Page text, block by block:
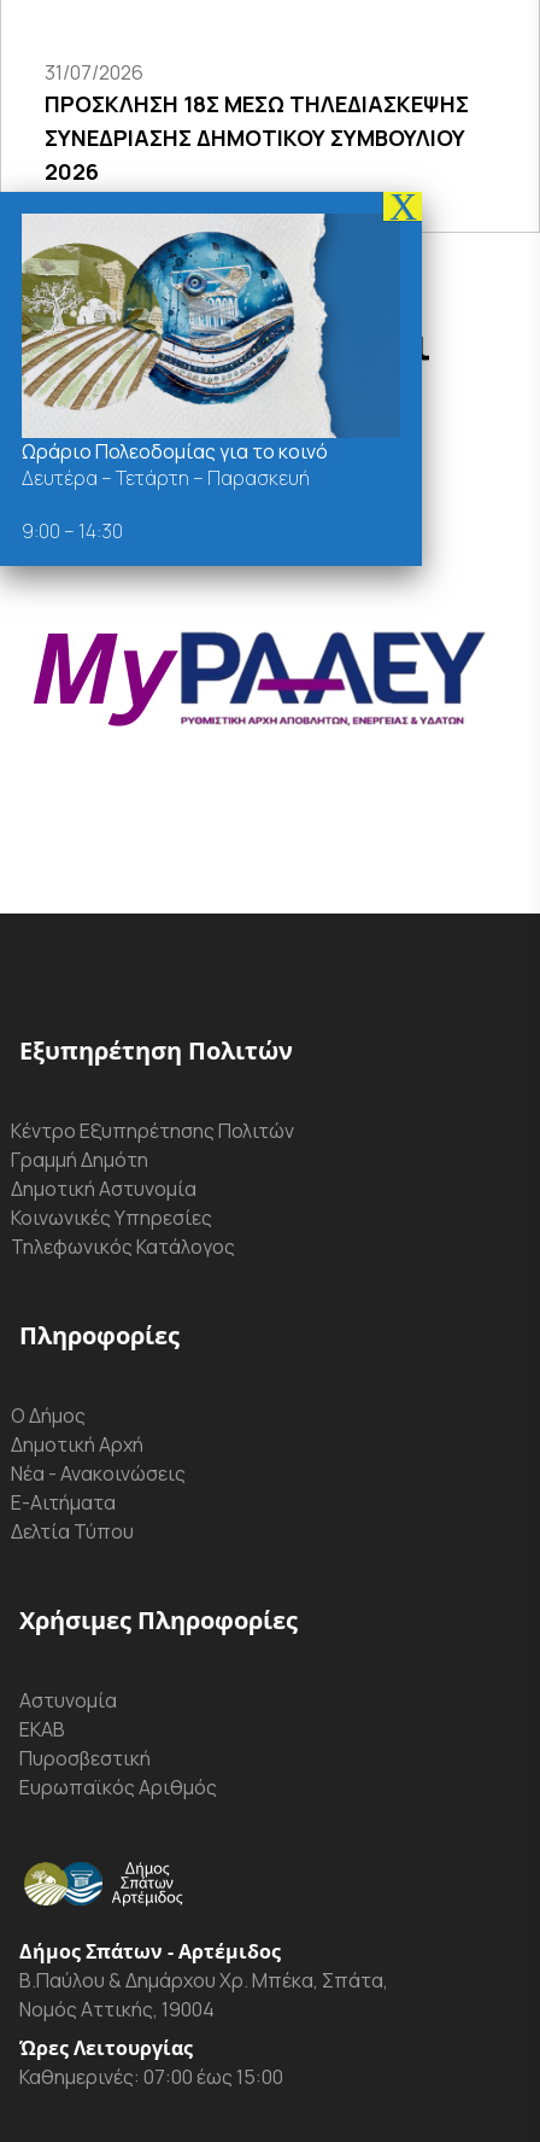
31/07/2026
ΠΡΟΣΚΛΗΣΗ 18Σ ΜΕΣΩ ΤΗΛΕΔΙΑΣΚΕΨΗΣ
ΣΥΝΕΔΡΙΑΣΗΣ ΔΗΜΟΤΙΚΟΥ ΣΥΜΒΟΥΛΙΟΥ
2026
Δράσεις - Χρήσιμοι
Σύνδεσμοι
Εξυπηρέτηση Πολιτών
Κέντρο Εξυπηρέτησης Πολιτών
Γραμμή Δημότη
Δημοτική Αστυνομία
Κοινωνικές Υπηρεσίες
Τηλεφωνικός Κατάλογος
Πληροφορίες
Ο Δήμος
Δημοτική Αρχή
Νέα - Ανακοινώσεις
Ε-Αιτήματα
Δελτία Τύπου
Χρήσιμες Πληροφορίες
Αστυνομία
ΕΚΑΒ
Πυροσβεστική
Ευρωπαϊκός Αριθμός
Δήμος Σπάτων - Αρτέμιδος
Β.Παύλου & Δημάρχου Χρ. Μπέκα, Σπάτα,
Νομός Αττικής, 19004
Ώρες Λειτουργίας
Καθημερινές: 07:00 έως 15:00
Ωράριο Πολεοδομίας για το κοινό
Δευτέρα – Τετάρτη – Παρασκευή
9:00 – 14:30